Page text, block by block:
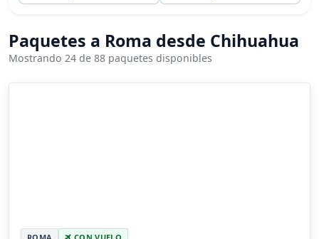
Paquetes a Roma desde Chihuahua
Mostrando 24 de 88 paquetes disponibles